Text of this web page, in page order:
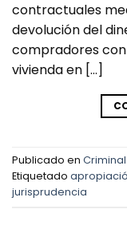
contractuales
devolución del
compradores
vivienda en […]
Publicado en
Etiquetado
jurisprudencia